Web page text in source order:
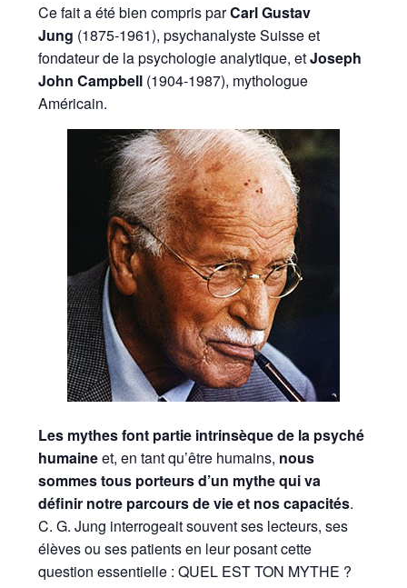
Ce fait a été bien compris parCarl Gustav
Jung (1875-1961), psychanalyste Suisse et
fondateur de la psychologie analytique, etJoseph
John Campbell (1904-1987), mythologue
Américain.
Les mythes font partie intrinsèque de la psyché
humaineet, en tant qu’être humains, nous
sommes tous porteurs d’un mythe qui va
définir notre parcours de vie et nos capacités.
C. G. Jung interrogeait souvent ses lecteurs, ses
élèves ou ses patients en leur posant cette
question essentielle : QUEL EST TON MYTHE ?